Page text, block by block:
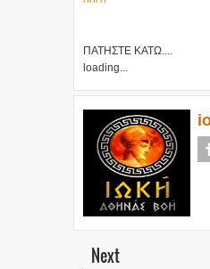
ΠΑΤΗΣΤΕ ΚΑΤΩ....
loading...
Next